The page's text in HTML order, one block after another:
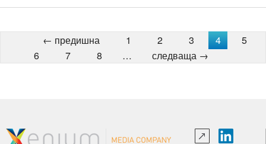
← предишна 1 2 3 4
5
6
7 8 … следваща →